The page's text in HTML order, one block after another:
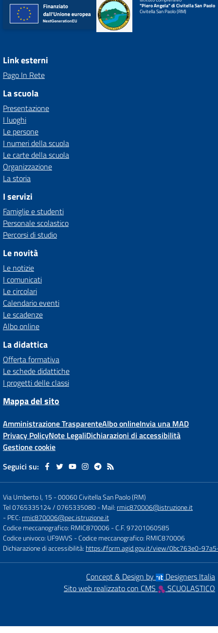
"Piero Angela" di Civitella San Paolo
Civitella San Paolo (RM)
Link esterni
Pago In Rete
La scuola
Presentazione
I luoghi
Le persone
I numeri della scuola
Le carte della scuola
Organizzazione
La storia
I servizi
Famiglie e studenti
Personale scolastico
Percorsi di studio
Le novità
Le notizie
I comunicati
Le circolari
Calendario eventi
Le scadenze
Albo online
La didattica
Offerta formativa
Le schede didattiche
I progetti delle classi
Mappa del sito
Amministrazione TrasparenteAlbo onlineInvia una MAD
Privacy PolicyNote LegaliDichiarazioni di accessibilità
Gestione cookie
Seguici su:
Via Umberto I, 15 -00060 Civitella San Paolo (RM)
Tel 0765335124 / 0765335080- Mail: rmic870006@istruzione.it
- PEC: rmic870006@pec.istruzione.it
Codice meccanografico: RMIC870006- C.F. 97201060585
Codice univoco: UF9WVS - Codice meccanografico: RMIC870006
Dichiarazione di accessibilità: https://form.agid.gov.it/view/0bc763e0-
Concept & Design by
Designers Italia
Sito web realizzato con CMS
SCUOLASTICO